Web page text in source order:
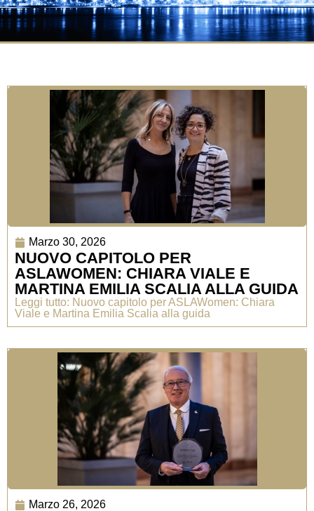
Marzo 30, 2026
NUOVO CAPITOLO PER
ASLAWOMEN: CHIARA VIALE E
MARTINA EMILIA SCALIA ALLA GUIDA
Leggi tutto: Nuovo capitolo per ASLAWomen: Chiara
Viale e Martina Emilia Scalia alla guida
Marzo 26, 2026